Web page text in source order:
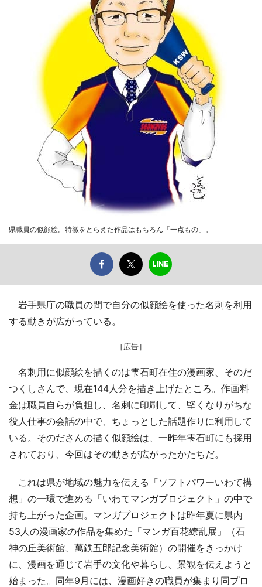
県職員の似顔絵。特徴をとらえた作品はもちろん「一点もの」。
岩手県庁の職員の間で自分の似顔絵を使った名刺を利用
する動きが広がっている。
［広告］
名刺用に似顔絵を描くのは雫石町在住の漫画家、そのだ
つくしさんで、現在144人分を描き上げたところ。作画料
金は職員自らが負担し、名刺に印刷して、堅くなりがちな
役人仕事の会話の中で、ちょっとした話題作りに利用して
いる。そのださんの描く似顔絵は、一昨年雫石町にも採用
されており、今回はその動きが広がったかたちだ。
これは県が地域の魅力を伝える「ソフトパワーいわて構
想」の一環で進める「いわてマンガプロジェクト」の中で
持ち上がった企画。マンガプロジェクトは昨年夏に県内
53人の漫画家の作品を集めた「マンガ百花繚乱展」（石
神の丘美術館、萬鉄五郎記念美術館）の開催をきっかけ
に、漫画を通じて岩手の文化や暮らし、景観を伝えようと
始まった。同年9月には、漫画好きの職員が集まり同プロ